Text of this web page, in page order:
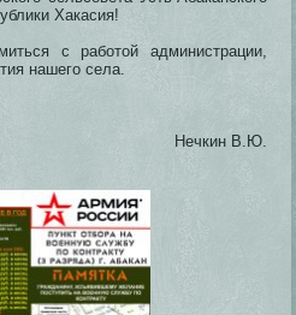
Хакасия!
с работой администрации,
нашего села.
Нечкин В.Ю.